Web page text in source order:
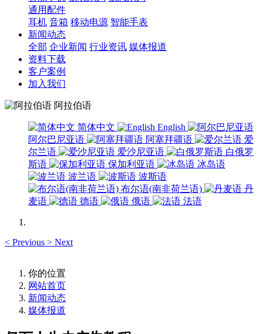
通用配件
耳机 音箱 移动电源 智能手表
新闻动态
全部 企业新闻 行业资讯 媒体报道
资料下载
客户案例
加入我们
阿拉伯语
简体中文
English
阿尔巴尼亚语
阿塞拜疆语
爱
尔兰语
爱沙尼亚语
白俄罗
斯语
保加利亚语
冰岛语
波兰语
波斯语
布尔语(南非荷兰语)
丹
麦语
德语 俄语 法语
< Previous > Next
你的位置
网站首页
新闻动态
媒体报道